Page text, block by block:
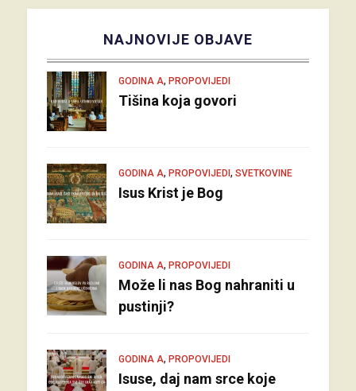
NAJNOVIJE OBJAVE
GODINA A, PROPOVIJEDI
Tišina koja govori
GODINA A, PROPOVIJEDI , SVETKOVINE
Isus Krist je Bog
GODINA A, PROPOVIJEDI
Može li nas Bog nahraniti u
pustinji?
GODINA A, PROPOVIJEDI
Isuse, daj nam srce koje